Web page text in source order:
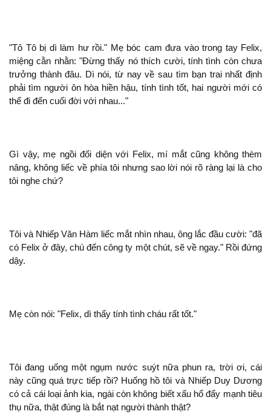
"Tô Tô bị dì làm hư rồi." Mẹ bóc cam đưa vào trong tay Felix,
miệng cằn nhằn: "Đừng thấy nó thích cười, tính tình còn chưa
trưởng thành đâu. Dì
, từ nay về sau tìm bạn trai nhất định
phải tìm người ôn hòa hiền hậu, tính tình tốt, hai người mới có
thể
đến cuối đời với nhau..."
Gì vậy, mẹ ngồi đối diện với Felix, mí mắt cũng
thèm
nâng,
liếc về phía tôi nhưng sao lời
ràng lại là cho
tôi nghe chứ?
Tôi và Nhiếp Văn Hàm liếc mắt nhìn nhau, ông lắc đầu cười: "
có Felix ở đây, chú đến công ty
chút,
về ngay." Rồi đứng
dậy.
Mẹ còn : "Felix, dì thấy tính tình cháu rất tốt."
Tôi uống
ngụm nước suýt nữa phun ra, trời ơi, cái
này cũng quá trực tiếp rồi? Huống hồ tôi và Nhiếp Duy Dương
có cả cái loại ảnh kia, ngài còn
biết xấu hổ đẩy mạnh tiêu
thụ nữa,
đúng là bắt nạt người thành ?